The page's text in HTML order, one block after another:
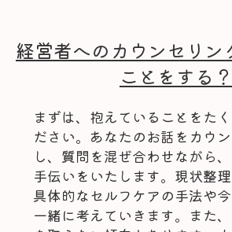
経営者へのカウンセリン
ことをする？
まずは、抱えていることをた
ださい。あなたのお話をカウ
し、質問を混ぜ合わせながら
手伝いをいたします。現状整理
具体的なセルフケアの手法や
一緒に考えていきます。また